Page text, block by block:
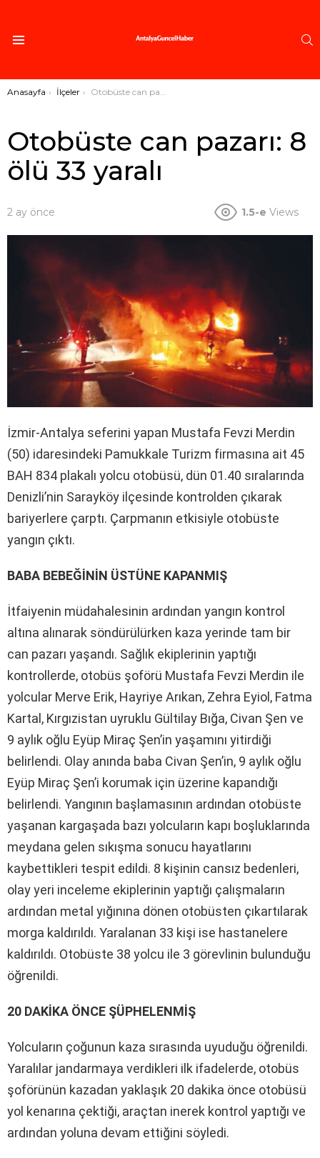
Buradasınız:
Anasayfa İlçeler Otobüste can pazarı: 8 ölü 33 yaralı
Otobüste can pazarı: 8
ölü 33 yaralı
2 ay önce 1.5-e Views
İzmir-Antalya seferini yapan Mustafa Fevzi Merdin
(50) idaresindeki Pamukkale Turizm firmasına ait 45
BAH 834 plakalı yolcu otobüsü, dün 01.40 sıralarında
Denizli’nin Sarayköy ilçesinde kontrolden çıkarak
bariyerlere çarptı. Çarpmanın etkisiyle otobüste
yangın çıktı.
BABA BEBEĞİNİN ÜSTÜNE KAPANMIŞ
İtfaiyenin müdahalesinin ardından yangın kontrol
altına alınarak söndürülürken kaza yerinde tam bir
can pazarı yaşandı. Sağlık ekiplerinin yaptığı
kontrollerde, otobüs şoförü Mustafa Fevzi Merdin ile
yolcular Merve Erik, Hayriye Arıkan, Zehra Eyiol, Fatma
Kartal, Kırgızistan uyruklu Gültilay Bığa, Civan Şen ve
9 aylık oğlu Eyüp Miraç Şen’in yaşamını yitirdiği
belirlendi. Olay anında baba Civan Şen’in, 9 aylık oğlu
Eyüp Miraç Şen’i korumak için üzerine kapandığı
belirlendi. Yangının başlamasının ardından otobüste
yaşanan kargaşada bazı yolcuların kapı boşluklarında
meydana gelen sıkışma sonucu hayatlarını
kaybettikleri tespit edildi. 8 kişinin cansız bedenleri,
olay yeri inceleme ekiplerinin yaptığı çalışmaların
ardından metal yığınına dönen otobüsten çıkartılarak
morga kaldırıldı. Yaralanan 33 kişi ise hastanelere
kaldırıldı. Otobüste 38 yolcu ile 3 görevlinin bulunduğu
öğrenildi.
20 DAKİKA ÖNCE ŞÜPHELENMİŞ
Yolcuların çoğunun kaza sırasında uyuduğu öğrenildi.
Yaralılar jandarmaya verdikleri ilk ifadelerde, otobüs
şoförünün kazadan yaklaşık 20 dakika önce otobüsü
yol kenarına çektiği, araçtan inerek kontrol yaptığı ve
ardından yoluna devam ettiğini söyledi.